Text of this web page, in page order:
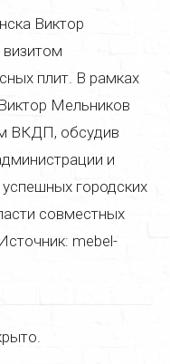
мебели
Виктор
плит. В рамках
Мельников
ВКДП, обсудив
и
городских
совместных
mebel-